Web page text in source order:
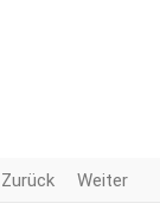
Zurück Weiter